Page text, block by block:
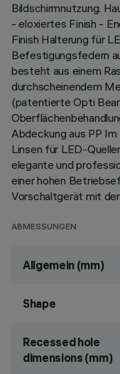
Bildschirmnutzung.
- eloxiertes Finish -
Finish Halterung für
Befestigungsfedern
besteht aus einem
durchscheinendem
(patentierte Opti
Abdeckung aus PP
Linsen für LED-
elegante und
einer hohen
Vorschaltgerät mit
ABMESSUNGEN
Allgemein (mm)
Shape
Recessed hole
dimensions (mm)